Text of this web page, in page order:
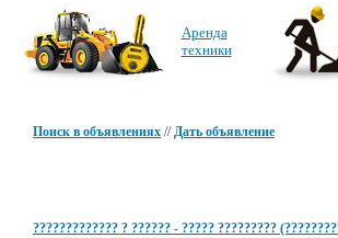
Аренда
техники
Поиск в объявлениях //Дать объявление
????????????? ? ?????? - ????? ?????????